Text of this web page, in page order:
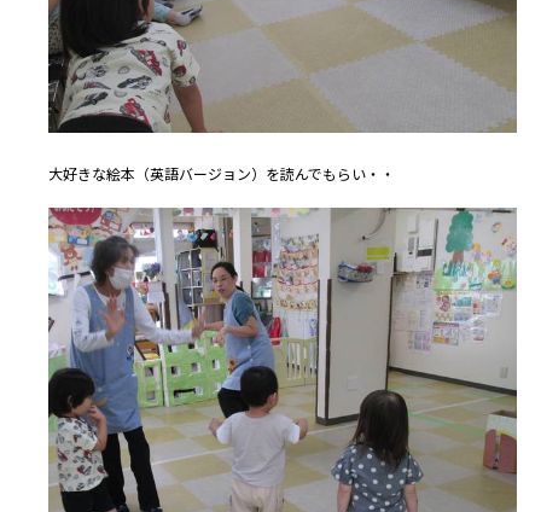
大好きな絵本（英語バージョン）を読んでもらい・・